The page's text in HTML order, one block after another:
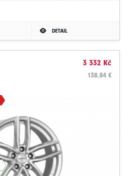
DETAIL
3 332 Kč
138.84 €